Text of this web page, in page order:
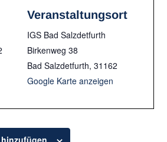
Veranstaltungsort
IGS Bad Salzdetfurth
Birkenweg 38
Bad Salzdetfurth, 31162
Google Karte anzeigen